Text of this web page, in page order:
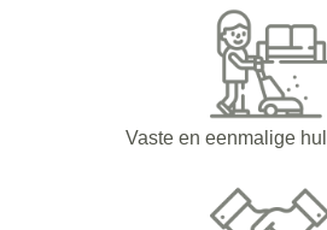
Vaste en eenmalige